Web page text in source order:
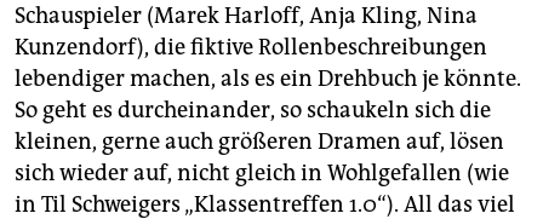
Schauspieler (Marek Harloff, Anja Kling, Nina
Kunzendorf), die fiktive Rollenbeschreibungen
lebendiger machen, als es ein Drehbuch je könnte.
So geht es durcheinander, so schaukeln sich die
kleinen, gerne auch größeren Dramen auf, lösen
sich wieder auf, nicht gleich in Wohlgefallen (wie
in Til Schweigers „Klassentreffen 1.0“). All das viel